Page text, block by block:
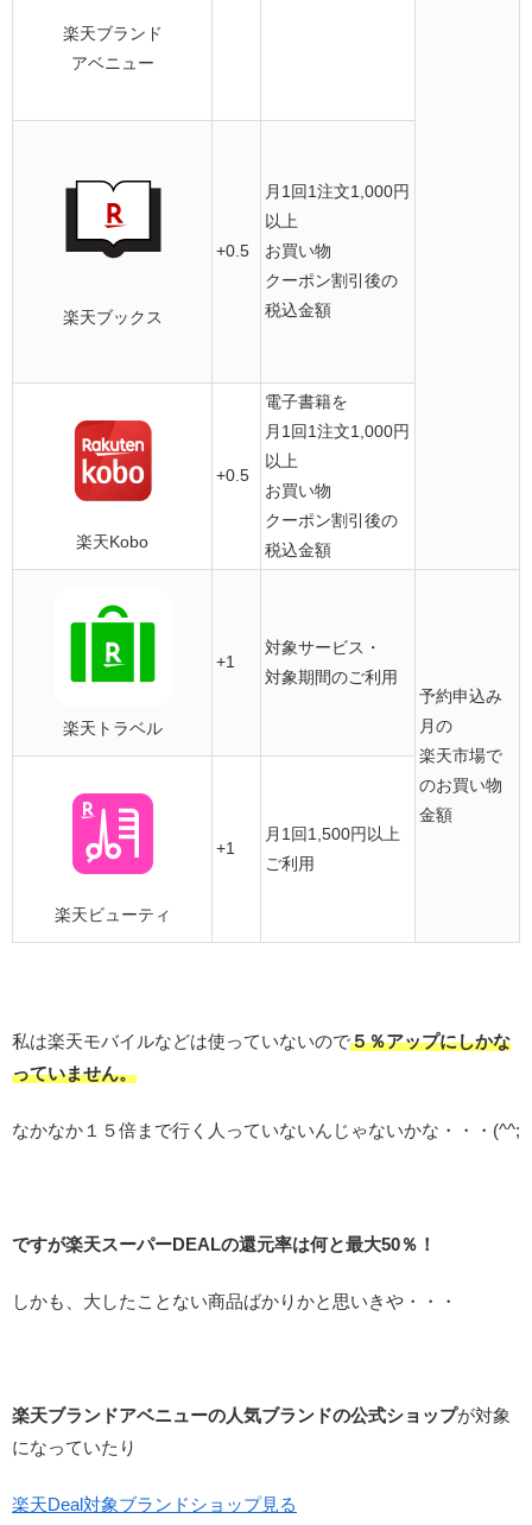
楽天ブランド
アベニュー
楽天ブックス
+0.5
月1回1注文1,000円
以上
お買い物
クーポン割引後の
税込金額
楽天Kobo
+0.5
電子書籍を
月1回1注文1,000円
以上
お買い物
クーポン割引後の
税込金額
楽天トラベル
+1
対象サービス・
対象期間のご利用
予約申込み
月の
楽天市場で
のお買い物
金額
楽天ビューティ
+1
月1回1,500円以上
ご利用
私は楽天モバイルなどは使っていないので５％アップにしかな
っていません。
なかなか１５倍まで行く人っていないんじゃないかな・・・(^^;
ですが楽天スーパーDEALの還元率は何と最大50％！
しかも、大したことない商品ばかりかと思いきや・・・
楽天ブランドアベニューの人気ブランドの公式ショップが対象
になっていたり
楽天Deal対象ブランドショップ見る